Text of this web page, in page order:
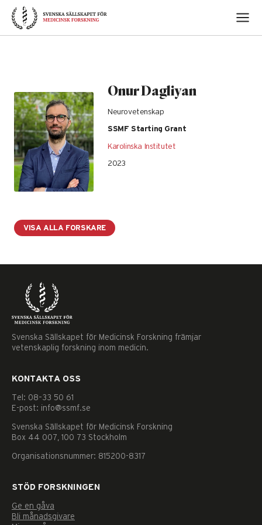
Skip
content
Onur Dagliyan
Neurovetenskap
SSMF Starting Grant
Karolinska Institutet
2023
VISA ALLA FORSKARE
Svenska Sällskapet för Medicinsk Forskning främjar
vetenskaplig forskning inom medicin.
KONTAKTA OSS
Tel: 08–33 50 61
E-post: info@ssmf.se
Svenska Sällskapet för Medicinsk Forskning
Box 44 007, 100 73 Stockholm
Organisationsnummer: 815200-8317
STÖD FORSKNINGEN
Ge en gåva
Bli månadsgivare
Nödvändiga